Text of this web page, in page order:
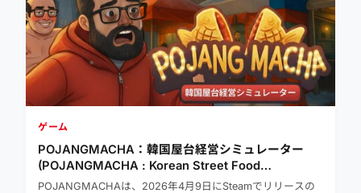
ゲーム
POJANGMACHA：韓国屋台経営シミュレーター
(POJANGMACHA : Korean Street Food
Management Simulator)
POJANGMACHAは、2026年4月9日にSteamでリリースの